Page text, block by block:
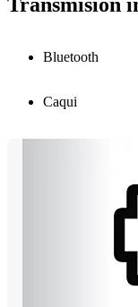
Bluetooth
Caqui